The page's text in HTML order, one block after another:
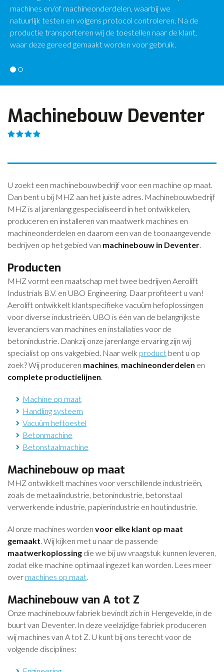
CONTACT
NIEUWS
machines en/of machineonderdelen, waarbij we
natuurlijk testen en volgens protocol controleren. Na de
productie transporteren wij de toestellen naar de klant,
waar deze gereed gemaakt worden voor gebruik.
Machinebouw Deventer
U zoekt een machinebouwbedrijf voor een machine op maat.
Dan bent u bij MHZ aan het juiste adres. Machinebouwbedrijf
MHZ is al jarenlang gespecialiseerd in het ontwikkelen,
produceren en installeren van maatwerk machines en
machineonderdelen en daarom een van de toonaangevende
bedrijven op het gebied van machinebouw in Deventer.
Producten
MHZ vormt een maatschap met twee bedrijven Aerolift
Industrials B.V. en UBO Engineering. Daar profiteert u van!
Aerolift ontwikkelt klantspecifieke vacuüm hefoplossingen
voor diverse industrieën. UBO is één van de belangrijkste
leveranciers van machines en installaties voor de
betonindustrie. Dankzij onze jarenlange ervaring zijn wij
specialist op ons vakgebied. Naar welk product bent u op
zoek? Wij produceren machines, machineonderdelen en
complete productielijnen.
Machine op maat
Handling systeem
Vacuüm heftoestel
Betonmachine
Betonstaalmachine
Machinebouw op maat
MHZ ontwikkelt machines voor verschillende industrieën,
zoals de metaalindustrie, betonindustrie, betonstaal
verwerkende industrie, papierindustrie en houtindustrie.
Al onze machines worden voor elke klant op maat
gemaakt. Wij kijken met u naar de passende
maatwerkoplossing die we bij uw vraagstuk kunnen leveren,
zodat elke machine optimaal ingezet kan worden. Lees meer
over machines op maat.
Machinebouw van A tot Z
Onze machinebouw fabriek bevindt zich in Hengevelde, in de
buurt van Deventer. In deze veelzijdige fabriek produceren
wij machines van A tot Z. U kunt bij ons terecht voor de
volgende disciplines: